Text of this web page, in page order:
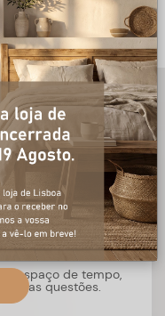
espaço de tempo,
suas questões.